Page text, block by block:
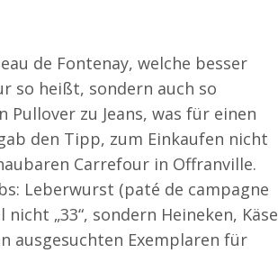
de Fontenay, welche besser
so heißt, sondern auch so
zu Jeans, was für einen
den Tipp, zum Einkaufen nicht
Carrefour in Offranville.
Leberwurst (paté de campagne
„33“, sondern Heineken, Käse
ausgesuchten Exemplaren für